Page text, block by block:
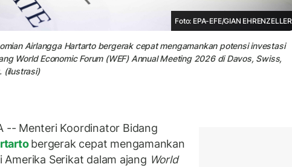
Foto: EPA-EFE/GIAN EHRENZELLER
Airlangga Hartarto bergerak cepat mengamankan potensi investasi
World Economic Forum (WEF) Annual Meeting 2026 di Davos, Swiss,
(ilustrasi)
-- Menteri Koordinator Bidang
bergerak cepat mengamankan
Amerika Serikat dalam ajang World